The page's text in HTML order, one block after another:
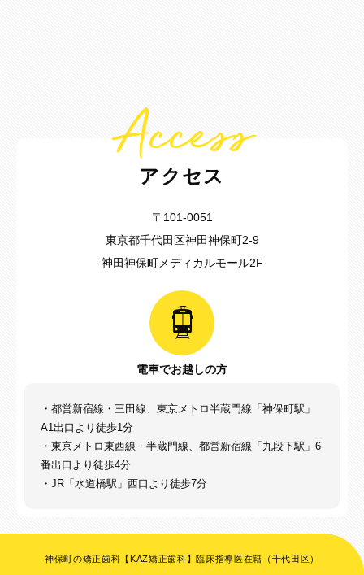
Access
アクセス
〒101-0051
東京都千代田区神田神保町2-9
神田神保町メディカルモール2F
電車でお越しの方
・都営新宿線・三田線、東京メトロ半蔵門線「神保町駅」
A1出口より徒歩1分
・東京メトロ東西線・半蔵門線、都営新宿線「九段下駅」6
番出口より徒歩4分
・JR「水道橋駅」西口より徒歩7分
神保町の矯正歯科【KAZ矯正歯科】臨床指導医在籍（千代田区）